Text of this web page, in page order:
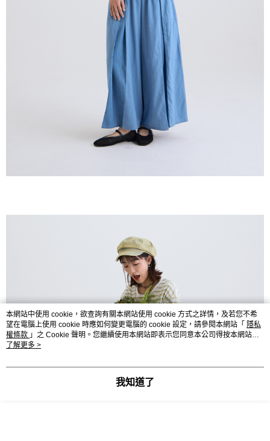
本網站中使用 cookie，欲查詢有關本網站使用 cookie 方式之詳情，及若您不希
望在電腦上使用 cookie 時應如何變更電腦的 cookie 設定，請參閱本網站「 隱私
權條款 」之 Cookie 聲明。您繼續使用本網站即表示您同意本公司得按本網站使
用條款之 Cookie 聲明使用 cookie。
了解更多 >
我知道了